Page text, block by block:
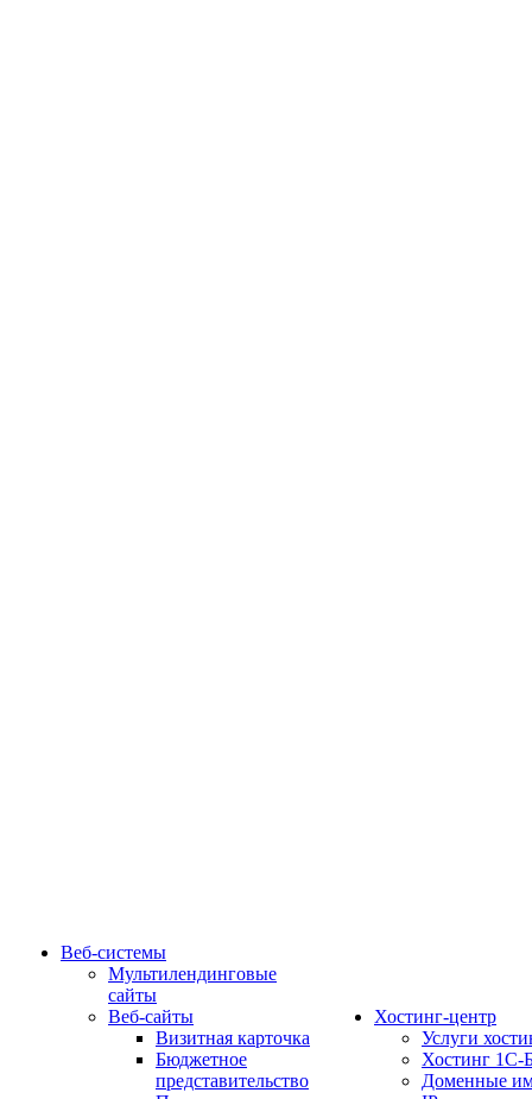
Веб-системы
Мультилендинговые
сайты
Веб-сайты
Визитная карточка
Бюджетное
представительство
Хостинг-центр
Услуги
Хостинг 1С-
Доменные